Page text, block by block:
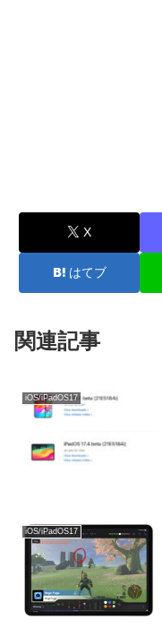
X
はてブ
関連記事
iOS/iPadOS17
iOS/iPadOS17